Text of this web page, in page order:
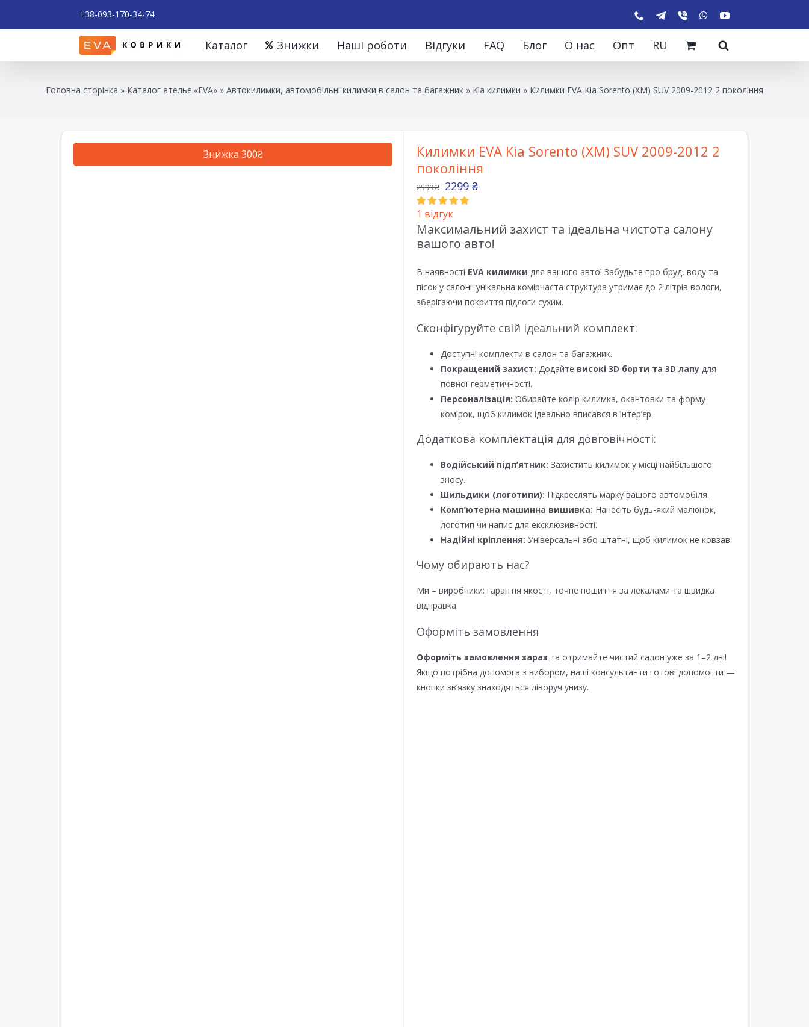
+38-093-170-34-74
Каталог Знижки Наші роботи Відгуки FAQ Блог О нас Опт RU
Головна сторінка » Каталог ательє «EVA» » Автокилимки, автомобільні килимки в салон та багажник » Kia килимки » Килимки EVA Kia Sorento (XM) SUV 2009-2012 2 покоління
Знижка 300₴
Килимки EVA Kia Sorento (XM) SUV 2009-2012 2
покоління
2599₴ 2299 ₴
1 відгук
Максимальний захист та ідеальна чистота салону
вашого авто!
В наявності EVA килимки для вашого авто! Забудьте про бруд, воду та
пісок у салоні: унікальна комірчаста структура утримає до 2 літрів вологи,
зберігаючи покриття підлоги сухим.
Сконфігуруйте свій ідеальний комплект:
Доступні комплекти в салон та багажник.
Покращений захист: Додайте високі 3D борти та 3D лапу для
повної герметичності.
Персоналізація: Обирайте колір килимка, окантовки та форму
комірок, щоб килимок ідеально вписався в інтер’єр.
Додаткова комплектація для довговічності:
Водійський підп’ятник: Захистить килимок у місці найбільшого
зносу.
Шильдики (логотипи): Підкреслять марку вашого автомобіля.
Комп’ютерна машинна вишивка: Нанесіть будь-який малюнок,
логотип чи напис для ексклюзивності.
Надійні кріплення: Універсальні або штатні, щоб килимок не ковзав.
Чому обирають нас?
Ми – виробники: гарантія якості, точне пошиття за лекалами та швидка
відправка.
Оформіть замовлення
Оформіть замовлення зараз та отримайте чистий салон уже за 1–2 дні!
Якщо потрібна допомога з вибором, наші консультанти готові допомогти —
кнопки зв’язку знаходяться ліворуч унизу.